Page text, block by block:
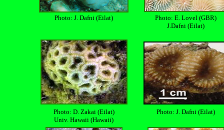
Photo: J. Dafni (Eilat)
Photo: E. Lovel (GBR)
J.Dafni (Eilat)
Photo: D. Zakai (Eilat)
Univ. Hawaii (Hawaii)
Photo: J. Dafni (Eilat)